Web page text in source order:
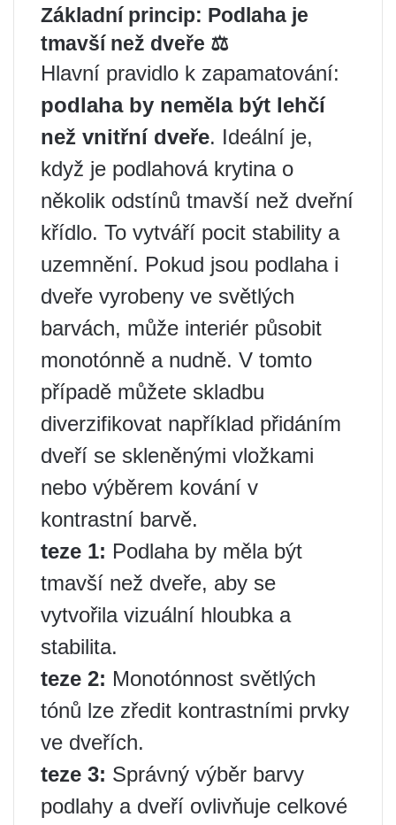
Základní princip: Podlaha je
tmavší než dveře ⚖️
Hlavní pravidlo k zapamatování:
podlaha by neměla být lehčí
než vnitřní dveře. Ideální je,
když je podlahová krytina o
několik odstínů tmavší než dveřní
křídlo. To vytváří pocit stability a
uzemnění. Pokud jsou podlaha i
dveře vyrobeny ve světlých
barvách, může interiér působit
monotónně a nudně. V tomto
případě můžete skladbu
diverzifikovat například přidáním
dveří se skleněnými vložkami
nebo výběrem kování v
kontrastní barvě.
teze 1: Podlaha by měla být
tmavší než dveře, aby se
vytvořila vizuální hloubka a
stabilita.
teze 2: Monotónnost světlých
tónů lze zředit kontrastními prvky
ve dveřích.
teze 3: Správný výběr barvy
podlahy a dveří ovlivňuje celkové